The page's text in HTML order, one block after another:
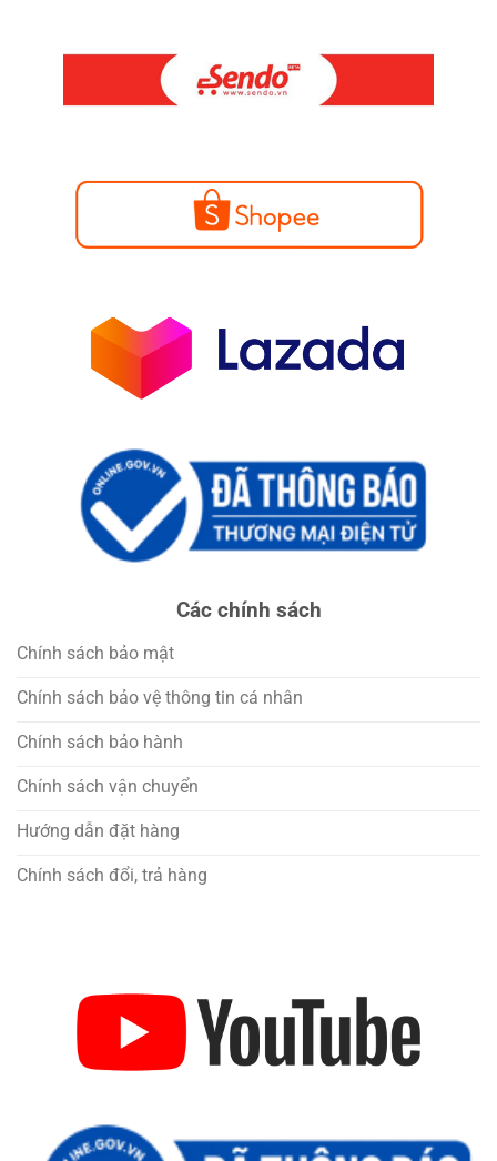
Các chính sách
Chính sách bảo mật
Chính sách bảo vệ thông tin cá nhân
Chính sách bảo hành
Chính sách vận chuyển
Hướng dẫn đặt hàng
Chính sách đổi, trả hàng